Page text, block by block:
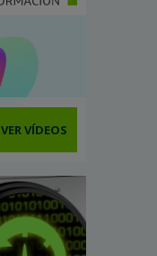
VER VÍDEOS